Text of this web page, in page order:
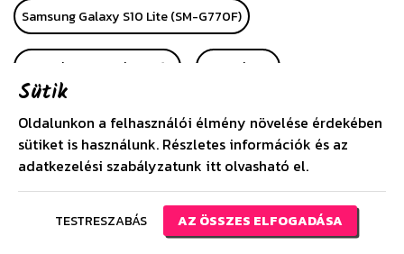
Samsung Galaxy S10 Lite (SM-G770F)
Huawei P Smart Plus 2019 Huawei P40
Huawei P40 Pro Alcatel 1 (OT-5033D) LG K40S
Apple iPhone SE (2020) Huawei P40 Lite
Huawei P40 Lite E Samsung Galaxy A21 (SM-A210F)
Sütik
Oldalunkon a felhasználói élmény növelése érdekében
sütiket is használunk. Részletes információk és az
adatkezelési szabályzatunk itt olvasható el.
TESTRESZABÁS AZ ÖSSZES ELFOGADÁSA